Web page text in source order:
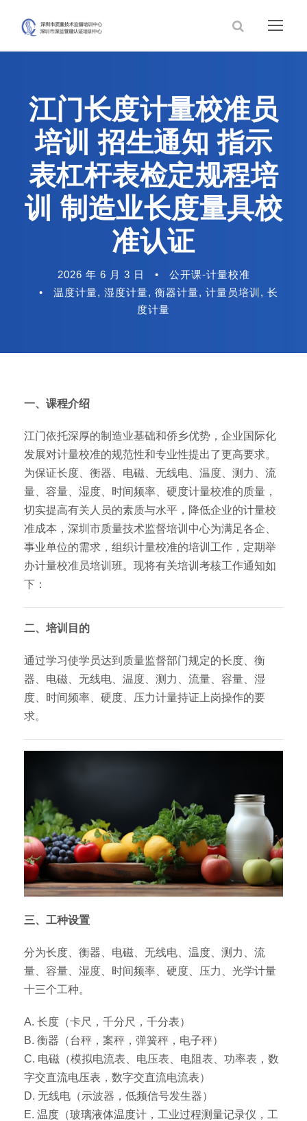
江门长度计量校准员
培训 招生通知 指示
表杠杆表检定规程培
训 制造业长度量具校
准认证
2026 年 6 月 3 日 •
公开课-计量校准
•
温度计量, 湿度计量, 衡器计量, 计量员培训 , 长
度计量
一、课程介绍
江门依托深厚的制造业基础和侨乡优势，企业国际化
发展对计量校准的规范性和专业性提出了更高要求。
为保证长度、衡器、电磁、无线电、温度、测力、流
量、容量、湿度、时间频率、硬度计量校准的质量，
切实提高有关人员的素质与水平，降低企业的计量校
准成本，深圳市质量技术监督培训中心为满足各企、
事业单位的需求，组织计量校准的培训工作，定期举
办计量校准员培训班。现将有关培训考核工作通知如
下：
二、培训目的
通过学习使学员达到质量监督部门规定的长度、衡
器、电磁、无线电、温度、测力、流量、容量、湿
度、时间频率、硬度、压力计量持证上岗操作的要
求。
三、工种设置
分为长度、衡器、电磁、无线电、温度、测力、流
量、容量、湿度、时间频率、硬度、压力、光学计量
十三个工种。
A. 长度（卡尺，千分尺，千分表）
B. 衡器（台秤，案秤，弹簧秤，电子秤）
C. 电磁（模拟电流表、电压表、电阻表、功率表，数
字交直流电压表，数字交直流电流表）
D. 无线电（示波器，低频信号发生器）
E. 温度（玻璃液体温度计，工业过程测量记录仪，工